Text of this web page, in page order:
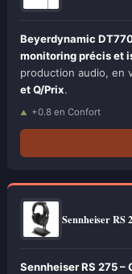
Beyerdynamic
monitoring précis et
production audio, en
et Q/Prix.
+0.8 en Confort
Sennheiser RS
Sennheiser RS 275